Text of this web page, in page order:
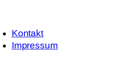
Kontakt
Impressum